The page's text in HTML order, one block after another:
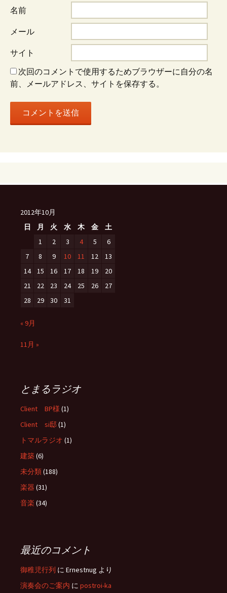
名前
メール
サイト
次回のコメントで使用するためブラウザーに自分の名
前、メールアドレス、サイトを保存する。
2012年10月
日
月 火 水 木 金
土
1
2 3 4 5
6
7
8 9 10 11 12
13
14
15 16 17 18 19
20
21
22 23 24 25 26
27
28
29 30 31
« 9月
11月 »
とまるラジオ
Client BP様 (1)
Client si邸 (1)
トマルラジオ (1)
建築(6)
未分類(188)
楽器 (31)
音楽 (34)
最近のコメント
御稚児行列 に Ernestnug より
演奏会のご案内 に postroi-ka